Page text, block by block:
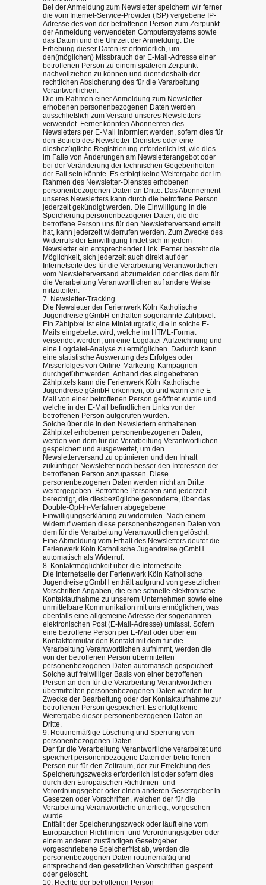
Bei der Anmeldung zum Newsletter speichern wir ferner
die vom Internet-Service-Provider (ISP) vergebene IP-
Adresse des von der betroffenen Person zum Zeitpunkt
der Anmeldung verwendeten Computersystems sowie
das Datum und die Uhrzeit der Anmeldung. Die
Erhebung dieser Daten ist erforderlich, um
den(möglichen) Missbrauch der E-Mail-Adresse einer
betroffenen Person zu einem späteren Zeitpunkt
nachvollziehen zu können und dient deshalb der
rechtlichen Absicherung des für die Verarbeitung
Verantwortlichen.
Die im Rahmen einer Anmeldung zum Newsletter
erhobenen personenbezogenen Daten werden
ausschließlich zum Versand unseres Newsletters
verwendet. Ferner könnten Abonnenten des
Newsletters per E-Mail informiert werden, sofern dies für
den Betrieb des Newsletter-Dienstes oder eine
diesbezügliche Registrierung erforderlich ist, wie dies
im Falle von Änderungen am Newsletterangebot oder
bei der Veränderung der technischen Gegebenheiten
der Fall sein könnte. Es erfolgt keine Weitergabe der im
Rahmen des Newsletter-Dienstes erhobenen
personenbezogenen Daten an Dritte. Das Abonnement
unseres Newsletters kann durch die betroffene Person
jederzeit gekündigt werden. Die Einwilligung in die
Speicherung personenbezogener Daten, die die
betroffene Person uns für den Newsletterversand erteilt
hat, kann jederzeit widerrufen werden. Zum Zwecke des
Widerrufs der Einwilligung findet sich in jedem
Newsletter ein entsprechender Link. Ferner besteht die
Möglichkeit, sich jederzeit auch direkt auf der
Internetseite des für die Verarbeitung Verantwortlichen
vom Newsletterversand abzumelden oder dies dem für
die Verarbeitung Verantwortlichen auf andere Weise
mitzuteilen.
7. Newsletter-Tracking
Die Newsletter der Ferienwerk Köln Katholische
Jugendreise gGmbH enthalten sogenannte Zählpixel.
Ein Zählpixel ist eine Miniaturgrafik, die in solche E-
Mails eingebettet wird, welche im HTML-Format
versendet werden, um eine Logdatei-Aufzeichnung und
eine Logdatei-Analyse zu ermöglichen. Dadurch kann
eine statistische Auswertung des Erfolges oder
Misserfolges von Online-Marketing-Kampagnen
durchgeführt werden. Anhand des eingebetteten
Zählpixels kann die Ferienwerk Köln Katholische
Jugendreise gGmbH erkennen, ob und wann eine E-
Mail von einer betroffenen Person geöffnet wurde und
welche in der E-Mail befindlichen Links von der
betroffenen Person aufgerufen wurden.
Solche über die in den Newslettern enthaltenen
Zählpixel erhobenen personenbezogenen Daten,
werden von dem für die Verarbeitung Verantwortlichen
gespeichert und ausgewertet, um den
Newsletterversand zu optimieren und den Inhalt
zukünftiger Newsletter noch besser den Interessen der
betroffenen Person anzupassen. Diese
personenbezogenen Daten werden nicht an Dritte
weitergegeben. Betroffene Personen sind jederzeit
berechtigt, die diesbezügliche gesonderte, über das
Double-Opt-In-Verfahren abgegebene
Einwilligungserklärung zu widerrufen. Nach einem
Widerruf werden diese personenbezogenen Daten von
dem für die Verarbeitung Verantwortlichen gelöscht.
Eine Abmeldung vom Erhalt des Newsletters deutet die
Ferienwerk Köln Katholische Jugendreise gGmbH
automatisch als Widerruf.
8. Kontaktmöglichkeit über die Internetseite
Die Internetseite der Ferienwerk Köln Katholische
Jugendreise gGmbH enthält aufgrund von gesetzlichen
Vorschriften Angaben, die eine schnelle elektronische
Kontaktaufnahme zu unserem Unternehmen sowie eine
unmittelbare Kommunikation mit uns ermöglichen, was
ebenfalls eine allgemeine Adresse der sogenannten
elektronischen Post (E-Mail-Adresse) umfasst. Sofern
eine betroffene Person per E-Mail oder über ein
Kontaktformular den Kontakt mit dem für die
Verarbeitung Verantwortlichen aufnimmt, werden die
von der betroffenen Person übermittelten
personenbezogenen Daten automatisch gespeichert.
Solche auf freiwilliger Basis von einer betroffenen
Person an den für die Verarbeitung Verantwortlichen
übermittelten personenbezogenen Daten werden für
Zwecke der Bearbeitung oder der Kontaktaufnahme zur
betroffenen Person gespeichert. Es erfolgt keine
Weitergabe dieser personenbezogenen Daten an
Dritte.
9. Routinemäßige Löschung und Sperrung von
personenbezogenen Daten
Der für die Verarbeitung Verantwortliche verarbeitet und
speichert personenbezogene Daten der betroffenen
Person nur für den Zeitraum, der zur Erreichung des
Speicherungszwecks erforderlich ist oder sofern dies
durch den Europäischen Richtlinien- und
Verordnungsgeber oder einen anderen Gesetzgeber in
Gesetzen oder Vorschriften, welchen der für die
Verarbeitung Verantwortliche unterliegt, vorgesehen
wurde.
Entfällt der Speicherungszweck oder läuft eine vom
Europäischen Richtlinien- und Verordnungsgeber oder
einem anderen zuständigen Gesetzgeber
vorgeschriebene Speicherfrist ab, werden die
personenbezogenen Daten routinemäßig und
entsprechend den gesetzlichen Vorschriften gesperrt
oder gelöscht.
10. Rechte der betroffenen Person